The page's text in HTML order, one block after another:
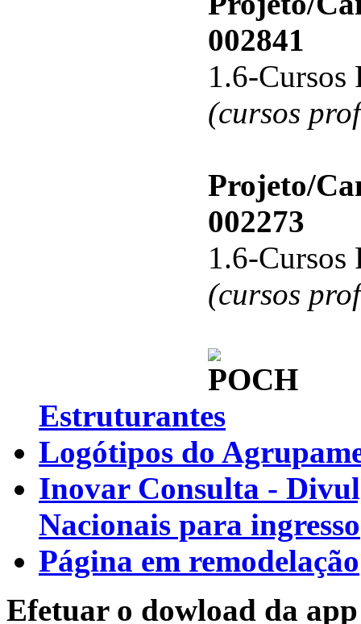
002841
1.6-Cursos
(cursos
Projeto/
002273
1.6-Cursos
(cursos
Estruturantes
Logótipos do
Inovar Consulta -
Nacionais para ingresso
Página em remodelação
Efetuar o dowload da